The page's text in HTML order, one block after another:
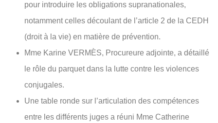
pour introduire les obligations supranationales,
notamment celles découlant de l’article 2 de la CEDH
(droit à la vie) en matière de prévention.
Mme Karine VERMÈS, Procureure adjointe, a détaillé
le rôle du parquet dans la lutte contre les violences
conjugales.
Une table ronde sur l’articulation des compétences
entre les différents juges a réuni Mme Catherine